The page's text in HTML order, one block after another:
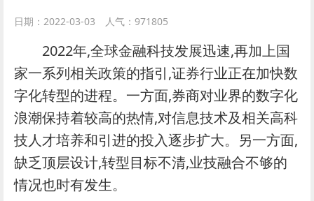
日期：2022-03-03 人气：971805
2022年,全球金融科技发展迅速,再加上国
家一系列相关政策的指引,证券行业正在加快数
字化转型的进程。一方面,券商对业界的数字化
浪潮保持着较高的热情,对信息技术及相关高科
技人才培养和引进的投入逐步扩大。另一方面,
缺乏顶层设计,转型目标不清,业技融合不够的
情况也时有发生。